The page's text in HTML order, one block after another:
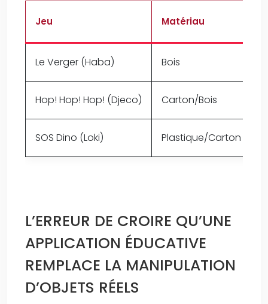
Jeu Matériau
Le Verger (Haba) Bois
Hop! Hop! Hop! (Djeco) Carton/Bois
SOS Dino (Loki) Plastique/Carton
L’ERREUR DE CROIRE QU’UNE
APPLICATION ÉDUCATIVE
REMPLACE LA MANIPULATION
D’OBJETS RÉELS